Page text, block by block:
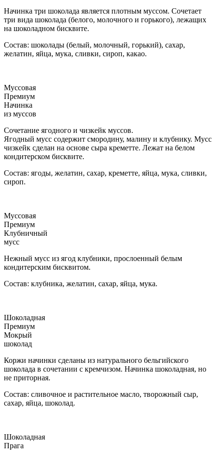
Начинка три шоколада является плотным муссом. Сочетает
три вида шоколада (белого, молочного и горького), лежащих
на шоколадном бисквите.
Состав: шоколады (белый, молочный, горький), сахар,
желатин, яйца, мука, сливки, сироп, какао.
Муссовая
Премиум
Начинка
из муссов
Сочетание ягодного и чизкейк муссов.
Ягодный мусс содержит смородину, малину и клубнику. Мусс
чизкейк сделан на основе сыра креметте. Лежат на белом
кондитерском бисквите.
Состав: ягоды, желатин, сахар, креметте, яйца, мука, сливки,
сироп.
Муссовая
Премиум
Клубничный
мусс
Нежный мусс из ягод клубники, прослоенный белым
кондитерским бисквитом.
Состав: клубника, желатин, сахар, яйца, мука.
Шоколадная
Премиум
Мокрый
шоколад
Коржи начинки сделаны из натурального бельгийского
шоколада в сочетании с кремчизом. Начинка шоколадная, но
не приторная.
Состав: сливочное и растительное масло, творожный сыр,
сахар, яйца, шоколад.
Шоколадная
Прага